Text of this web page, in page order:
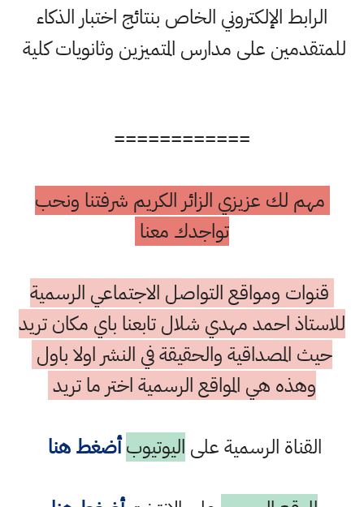
الرابط الإلكتروني الخاص بنتائج اختبار الذكاء
للمتقدمين على مدارس المتميزين وثانويات كلية
============
مهم لك عزيزي الزائر الكريم شرفتنا ونحب
تواجدك معنا
قنوات ومواقع التواصل الاجتماعي الرسمية
للاستاذ احمد مهدي شلال تابعنا باي مكان تريد
حيث المصداقية والحقيقة في النشر اولا باول
وهذه هي المواقع الرسمية اختر ما تريد
القناة الرسمية على اليوتيوب أضغط هنا